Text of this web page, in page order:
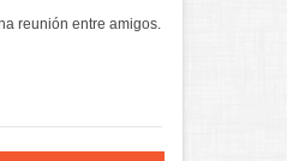
reunión entre amigos.